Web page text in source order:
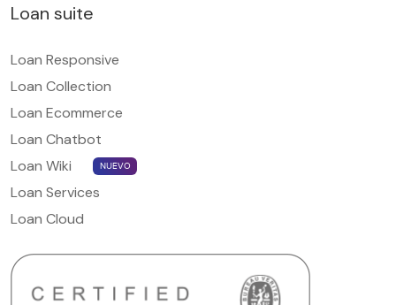
Loan suite
Loan Responsive
Loan Collection
Loan Ecommerce
Loan Chatbot
Loan Wiki
NUEVO
Loan Services
Loan Cloud